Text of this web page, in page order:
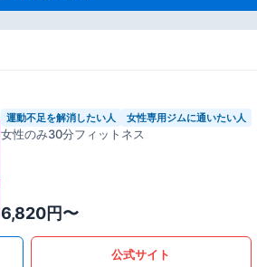
運動不足を解消したい人 女性専用ジムに通いたい人
女性のみ30分フィットネス
6,820円〜
公式サイト